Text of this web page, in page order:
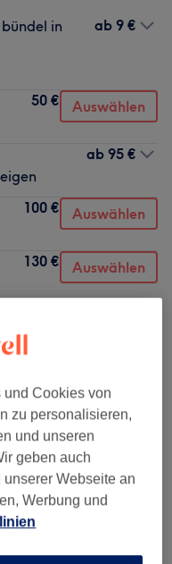
in
ab 9 €
50 € Auswählen
ab 95 €
100 € Auswählen
130 € Auswählen
ab 100 €
ab 95 €
Cookies von
zu personalisieren,
und unseren
geben auch
Webseite an
Werbung und